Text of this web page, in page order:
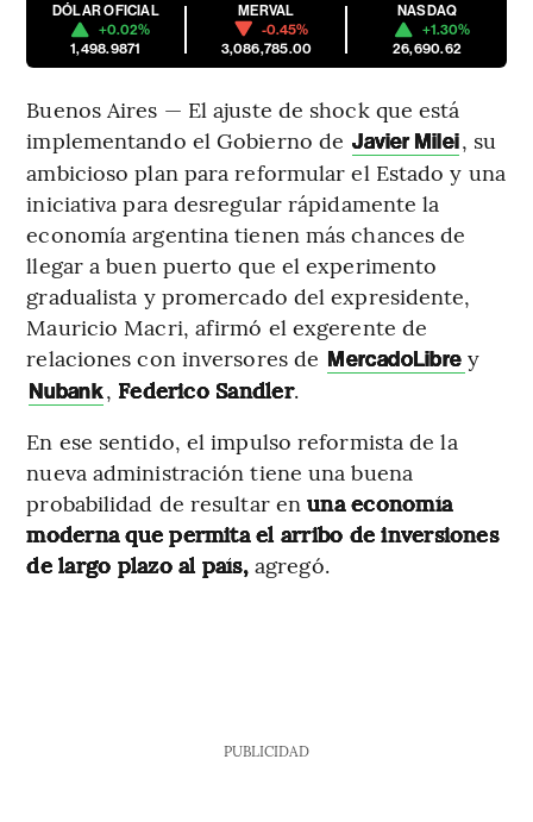
DÓLAR OFICIAL
+0.02%
1,498.9871
MERVAL
-0.45%
3,086,785.00
NASDAQ
+1.30%
26,690.62
Buenos Aires — El ajuste de shock que está
implementando el Gobierno de Javier Milei, su
ambicioso plan para reformular el Estado y una
iniciativa para desregular rápidamente la
economía argentina tienen más chances de
llegar a buen puerto que el experimento
gradualista y promercado del expresidente,
Mauricio Macri, afirmó el exgerente de
relaciones con inversores de MercadoLibre y
Nubank, Federico Sandler.
En ese sentido, el impulso reformista de la
nueva administración tiene una buena
probabilidad de resultar enuna economía
moderna que permita el arribo de inversiones
de largo plazo al país,agregó.
PUBLICIDAD